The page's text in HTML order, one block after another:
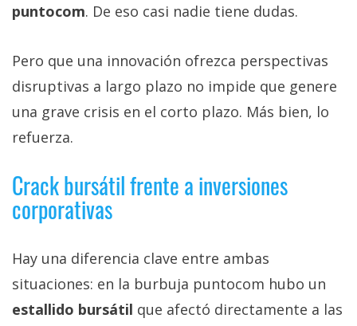
puntocom. De eso casi nadie tiene dudas.
Pero que una innovación ofrezca perspectivas
disruptivas a largo plazo no impide que genere
una grave crisis en el corto plazo. Más bien, lo
refuerza.
Crack bursátil frente a inversiones
corporativas
Hay una diferencia clave entre ambas
situaciones: en la burbuja puntocom hubo un
estallido bursátil que afectó directamente a las